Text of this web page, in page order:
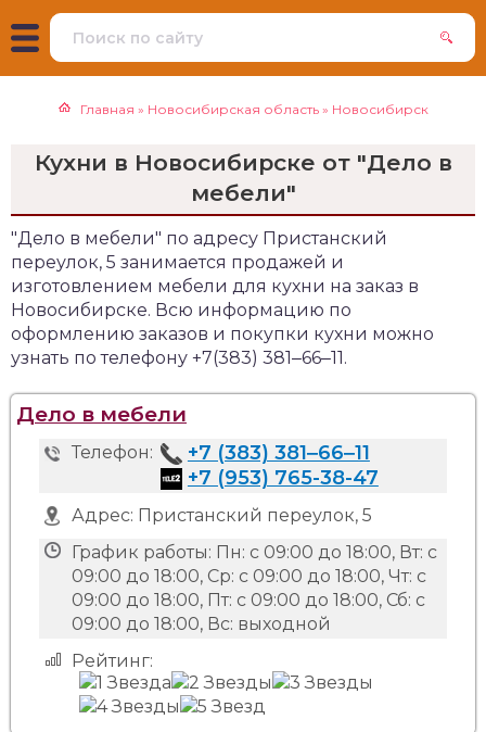
Главная » Новосибирская область » Новосибирск
Кухни в Новосибирске от "Дело в
мебели"
"Дело в мебели" по адресу Пристанский
переулок, 5 занимается продажей и
изготовлением мебели для кухни на заказ в
Новосибирске. Всю информацию по
оформлению заказов и покупки кухни можно
узнать по телефону +7(383) 381‒66‒11.
Дело в мебели
Телефон:
+7 (383) 381‒66‒11
+7 (953) 765-38-47
Адрес: Пристанский переулок, 5
График работы: Пн: с 09:00 до 18:00, Вт: с
09:00 до 18:00, Ср: с 09:00 до 18:00, Чт: с
09:00 до 18:00, Пт: с 09:00 до 18:00, Сб: с
09:00 до 18:00, Вс: выходной
Рейтинг: